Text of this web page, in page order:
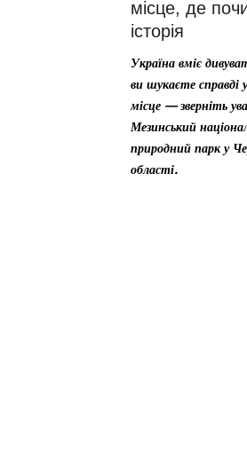
місце, де
історія
Україна вміє
ви шукаєте справді
місце — зверніть
Мезинський
природний парк у
області.